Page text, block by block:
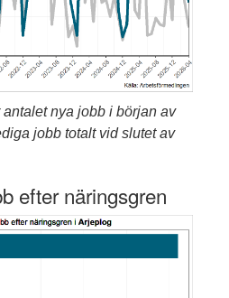
nya jobb i början av
jobb totalt vid slutet av
efter näringsgren